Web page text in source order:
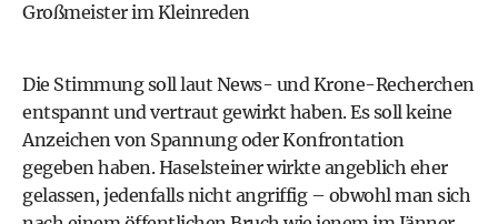
Großmeister im Kleinreden
Die Stimmung soll laut News- und Krone-Recherchen
entspannt und vertraut gewirkt haben. Es soll keine
Anzeichen von Spannung oder Konfrontation
gegeben haben. Haselsteiner wirkte angeblich eher
gelassen, jedenfalls nicht angriffig – obwohl man sich